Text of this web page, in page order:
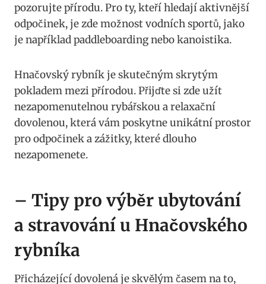
pozorujte přírodu. Pro ty, kteří hledají aktivnější
odpočinek, je zde možnost vodních sportů, jako
je například paddleboarding nebo kanoistika.
Hnačovský rybník je skutečným skrytým
pokladem mezi přírodou. Přijďte si zde užít
nezapomenutelnou rybářskou a relaxační
dovolenou, která vám poskytne unikátní prostor
pro odpočinek a zážitky, které dlouho
nezapomenete.
– Tipy pro výběr ubytování
a stravování u Hnačovského
rybníka
Přicházející dovolená je skvělým časem na to,